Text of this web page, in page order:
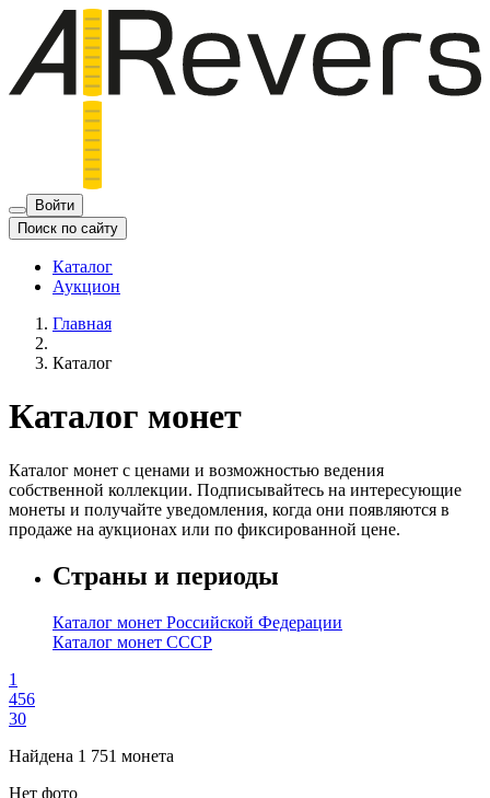
Войти
Поиск по сайту
Каталог
Аукцион
Главная
Каталог
Каталог монет
Каталог монет с ценами и возможностью ведения
собственной коллекции. Подписывайтесь на интересующие
монеты и получайте уведомления, когда они появляются в
продаже на аукционах или по фиксированной цене.
Страны и периоды
Каталог монет Российской Федерации
Каталог монет СССР
1
456
30
Найдена 1 751 монета
Нет фото